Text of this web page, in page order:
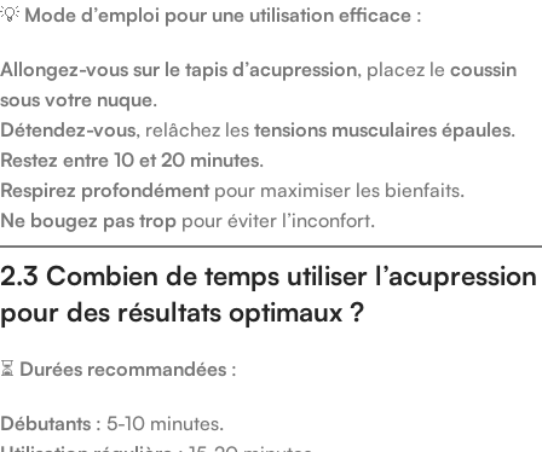
💡 Mode d’emploi pour une utilisation efficace :
Allongez-vous sur le tapis d’acupression, placez le coussin
sous votre nuque.
Détendez-vous, relâchez les tensions musculaires épaules.
Restez entre 10 et 20 minutes.
Respirez profondémentpour maximiser les bienfaits.
Ne bougez pas trop pour éviter l’inconfort.
2.3 Combien de temps utiliser l’acupression
pour des résultats optimaux ?
⏳ Durées recommandées :
Débutants : 5-10 minutes.